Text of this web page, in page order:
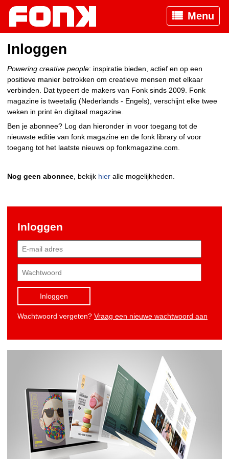
Menu
Inloggen
Powering creative people: inspiratie bieden, actief en op een
positieve manier betrokken om creatieve mensen met elkaar
verbinden. Dat typeert de makers van Fonk sinds 2009. Fonk
magazine is tweetalig (Nederlands - Engels), verschijnt elke twee
weken in print èn digitaal magazine.
Ben je abonnee? Log dan hieronder in voor toegang tot de
nieuwste editie van fonk magazine en de fonk library of voor
toegang tot het laatste nieuws op fonkmagazine.com.
Nog geen abonnee , bekijk hier alle mogelijkheden.
Inloggen
Inloggen
Wachtwoord vergeten? Vraag een nieuwe wachtwoord aan